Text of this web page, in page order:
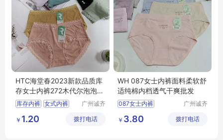
HTC海堂春2023新款品质库
存女士内裤272木代尔泡泡棉
尾货女式内裤
库存内裤 女式内裤
尾货女内裤
广州诚齐
公司
￥ 1.20 拨打电话
WH 087女士内裤面料柔软舒
适纯棉内档透气干爽批发
087女士内裤
广州诚齐
公司
￥ 3.80 拨打电话